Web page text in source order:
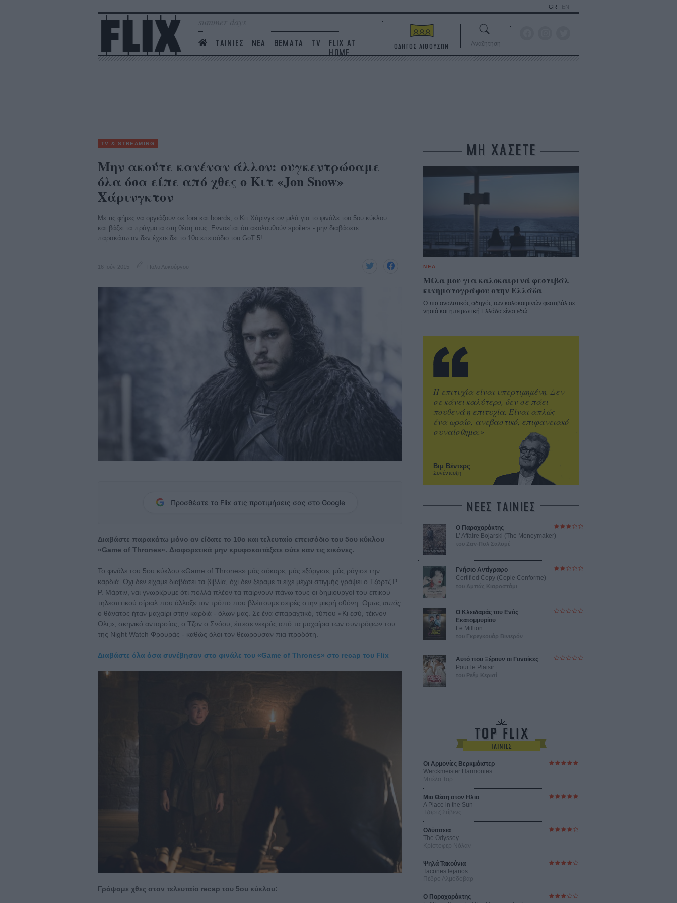
summer days
ΤΑΙΝΙΕΣ ΝΕΑ ΘΕΜΑΤΑ TV
FLIX AT
HOME
GR EN
ΟΔΗΓΟΣ ΑΙΘΟΥΣΩΝ Αναζήτηση
TV & STREAMING
Μην ακούτε κανέναν άλλον: συγκεντρώσαμε
όλα όσα είπε από χθες ο Κιτ «Jon Snow»
Χάρινγκτον
Mε τις φήμες να οργιάζουν σε fora και boards, ο Κιτ Χάρινγκτον μιλά για το φινάλε του 5ου κύκλου
και βάζει τα πράγματα στη θέση τους. Εννοείται ότι ακολουθούν spoilers - μην διαβάσετε
παρακάτω αν δεν έχετε δει το 10ο επεισόδιο του GoT 5!
16 Ιούν 2015 Πόλυ Λυκούργου
Προσθέστε το Flix στις προτιμήσεις σας στο Google
Διαβάστε παρακάτω μόνο αν είδατε το 10ο και τελευταίο επεισόδιο του 5ου κύκλου
«Game of Thrones». Διαφορετικά μην κρυφοκοιτάξετε ούτε καν τις εικόνες.
To φινάλε του 5ου κύκλου «Game of Thrones» μάς σόκαρε, μάς εξόργισε, μάς ράγισε την
καρδιά. Οχι δεν είχαμε διαβάσει τα βιβλία, όχι δεν ξέραμε τι είχε μέχρι στιγμής γράψει ο Τζορτζ Ρ.
Ρ. Μάρτιν, ναι γνωρίζουμε ότι πολλά πλέον τα παίρνουν πάνω τους οι δημιουργοί του επικού
τηλεοπτικού σίριαλ που άλλαξε τον τρόπο που βλέπουμε σειρές στην μικρή οθόνη. Ομως αυτός
ο θάνατος ήταν μαχαίρι στην καρδιά - όλων μας. Σε ένα σπαραχτικό, τύπου «Κι εσύ, τέκνον
Ολι;», σκηνικό ανταρσίας, ο Τζον ο Σνόου, έπεσε νεκρός από τα μαχαίρια των συντρόφων του
της Night Watch Φρουράς - καθώς όλοι τον θεωρούσαν πια προδότη.
Διαβάστε όλα όσα συνέβησαν στο φινάλε του «Game of Thrones» στο recap του Flix
Γράψαμε χθες στον τελευταίο recap του 5ου κύκλου:
ΜΗ ΧΑΣΕΤΕ
ΝΕΑ
Μίλα μου για καλοκαιρινά φεστιβάλ
κινηματογράφου στην Ελλάδα
Ο πιο αναλυτικός οδηγός των καλοκαιρινών φεστιβάλ σε
νησιά και ηπειρωτική Ελλάδα είναι εδώ
Βιμ Βέντερς
Συνέντευξη
Η επιτυχία είναι υπερτιμημένη. Δεν
σε κάνει καλύτερο, δεν σε πάει
πουθενά η επιτυχία. Είναι απλώς
ένα ωραίο, ανεβαστικό, επιφανειακό
συναίσθημα.»
ΝΕΕΣ ΤΑΙΝΙΕΣ
Ο Παραχαράκτης
L’ Affaire Bojarski (The Moneymaker)
του Ζαν-Πολ Σαλομέ
Γνήσιο Αντίγραφο
Certified Copy (Copie Conforme)
του Αμπάς Κιαροστάμι
Ο Κλειδαράς του Ενός
Εκατομμυρίου
Le Million
του Γκρεγκουάρ Βινιερόν
Αυτό που Ξέρουν οι Γυναίκες
Pour le Plaisir
του Ρεέμ Κερισί
Οι Αρμονίες Βερκμάιστερ
Werckmeister Harmonies
Μπέλα Ταρ
Μια Θέση στον Ηλιο
A Place in the Sun
Τζορτζ Στίβενς
Οδύσσεια
The Odyssey
Κρίστοφερ Νόλαν
Ψηλά Τακούνια
Tacones lejanos
Πέδρο Αλμοδόβαρ
Ο Παραχαράκτης